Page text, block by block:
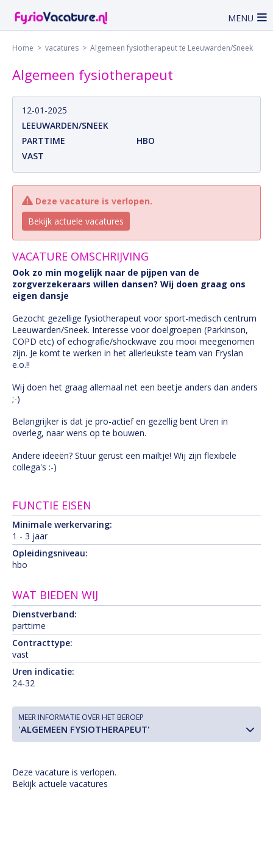
MENU
Home > vacatures > Algemeen fysiotherapeut te Leeuwarden/Sneek
Algemeen fysiotherapeut
12-01-2025
LEEUWARDEN/SNEEK
PARTTIME
HBO
VAST
Deze vacature is verlopen.
Bekijk actuele vacatures
VACATURE OMSCHRIJVING
Ook zo min mogelijk naar de pijpen van de
zorgverzekeraars willen dansen? Wij doen graag ons
eigen dansje
Gezocht gezellige fysiotherapeut voor sport-medisch centrum
Leeuwarden/Sneek. Interesse voor doelgroepen (Parkinson,
COPD etc) of echografie/shockwave zou mooi meegenomen
zijn. Je komt te werken in het allerleukste team van Fryslan
e.o.!!
Wij doen het graag allemaal net een beetje anders dan anders
;-)
Belangrijker is dat je pro-actief en gezellig bent Uren in
overleg, naar wens op te bouwen.
Andere ideeën? Stuur gerust een mailtje! Wij zijn flexibele
collega's :-)
FUNCTIE EISEN
Minimale werkervaring:
1 - 3 jaar
Opleidingsniveau:
hbo
WAT BIEDEN WIJ
Dienstverband:
parttime
Contracttype:
vast
Uren indicatie:
24-32
MEER INFORMATIE OVER HET BEROEP
'ALGEMEEN FYSIOTHERAPEUT'
Deze vacature is verlopen.
Bekijk actuele vacatures